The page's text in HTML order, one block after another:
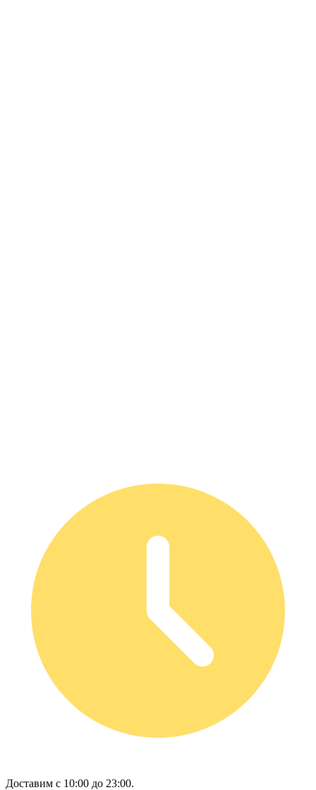
Доставим с 10:00 до 23:00.